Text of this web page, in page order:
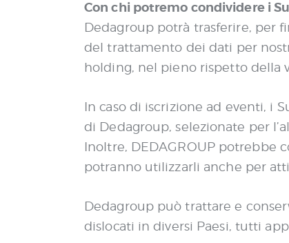
n
s
Con chi potremo condividere i
Dedagroup potrà trasferire, per
del trattamento dei dati per
holding, nel pieno rispetto della
In caso di iscrizione ad eventi, i
di Dedagroup, selezionate per
Inoltre, DEDAGROUP potrebbe
potranno utilizzarli anche per
Dedagroup può trattare e
dislocati in diversi Paesi, tutti